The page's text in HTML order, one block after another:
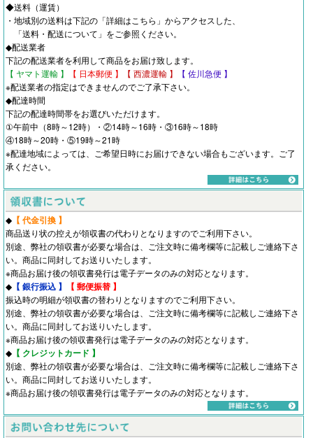
◆送料（運賃）
・地域別の送料は下記の「詳細はこちら」からアクセスした、
「送料・配送について 」をご参照ください。
◆配送業者
下記の配送業者を利用して商品をお届け致します。
【 ヤマト運輸 】
【 日本郵便 】 【 西濃運輸 】
【 佐川急便 】
※配送業者の指定はできませんのでご了承下さい。
◆配達時間
下記の配達時間帯をお選びいただけます。
①午前中（8時～12時）・②14時～16時・③16時～18時
④18時～20時・⑤19時～21時
※配達地域によっては、ご希望日時にお届けできない場合もございます。ご了
承ください。
◆ 【 代金引換 】
商品送り状の控えが領収書の代わりとなりますのでご利用下さい。
別途、弊社の領収書が必要な場合は、ご注文時に備考欄等に記載しご連絡下さ
い。商品に同封してお送りいたします。
※商品お届け後の領収書発行は電子データのみの対応となります。
◆ 【 銀行振込 】 【 郵便振替 】
振込時の明細が領収書の替わりとなりますのでご利用下さい。
別途、弊社の領収書が必要な場合は、ご注文時に備考欄等に記載しご連絡下さ
い。商品に同封してお送りいたします。
※商品お届け後の領収書発行は電子データのみの対応となります。
◆ 【 クレジットカード 】
別途、弊社の領収書が必要な場合は、ご注文時に備考欄等に記載しご連絡下さ
い。商品に同封してお送りいたします。
※商品お届け後の領収書発行は電子データのみの対応となります。